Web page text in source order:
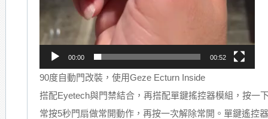
00:00 00:52
90度自動門改裝，使用Geze Ecturn Inside
搭配Eyetech與門禁結合，再搭配單鍵搖控器模組，按一
常按5秒門扇做常開動作，再按一次解除常開。單鍵遙控